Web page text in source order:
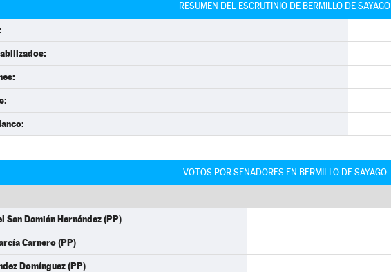
RESUMEN DEL ESCRUTINIO DE BERMILLO DE SAYAGO
VOTOS POR SENADORES EN BERMILLO DE SAYAGO
San Damián Hernández (PP)
Carnero (PP)
Domínguez (PP)